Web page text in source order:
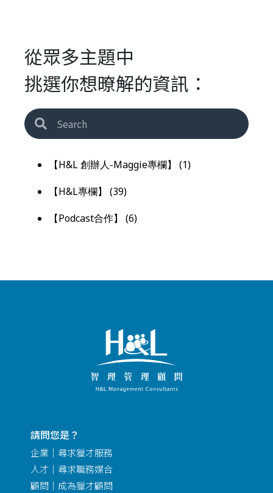
從眾多主題中
挑選你想暸解的資訊：
【H&L 創辦人-Maggie專欄】
(1)
【H&L專欄】
(39)
【Podcast合作】
(6)
請問您是？
企業｜尋求獵才服務
人才｜尋求職務媒合
顧問｜成為獵才顧問